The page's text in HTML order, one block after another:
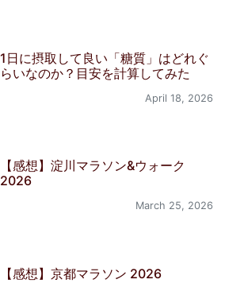
1日に摂取して良い「糖質」はどれぐ
らいなのか？目安を計算してみた
April 18, 2026
【感想】淀川マラソン&ウォーク
2026
March 25, 2026
【感想】京都マラソン 2026